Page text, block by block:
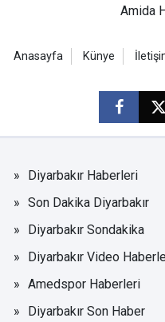
Amida
Anasayfa Künye
Diyarbakır Haberleri
Son Dakika Diyarbakır
Diyarbakır Sondakika
Diyarbakır Video
Amedspor Haberleri
Diyarbakır Son Haber